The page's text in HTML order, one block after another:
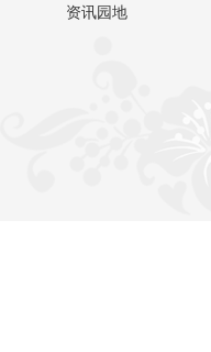
资讯园地